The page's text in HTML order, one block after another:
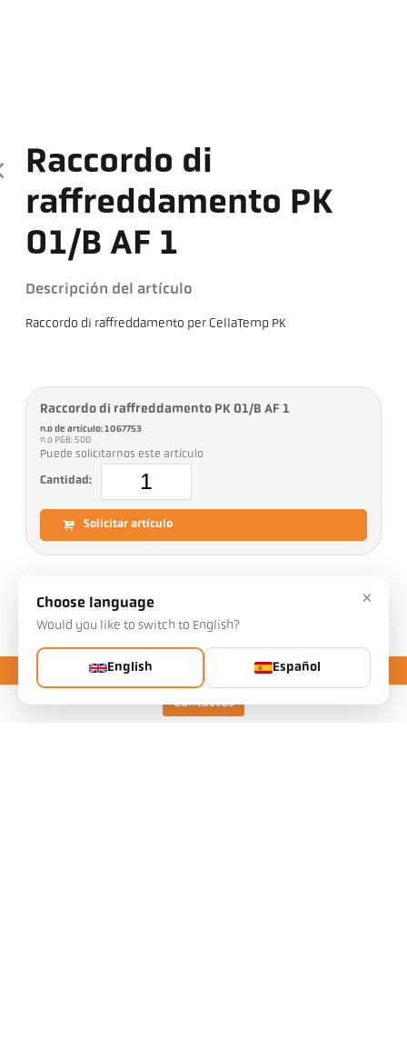
Contactos
Raccordo di
raffreddamento PK
01/B AF 1
Descripción del artículo
Raccordo di raffreddamento per CellaTemp PK
Raccordo di raffreddamento PK 01/B AF 1
n.o de artículo: 1067753
n.o PGB: 500
Puede solicitarnos este artículo
Cantidad:
Solicitar artículo
Descargas
×
Choose language
Would you like to switch to English?
English Español